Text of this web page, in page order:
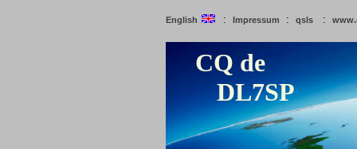
English : Impressum : qsls :
CQ de
DL7SP